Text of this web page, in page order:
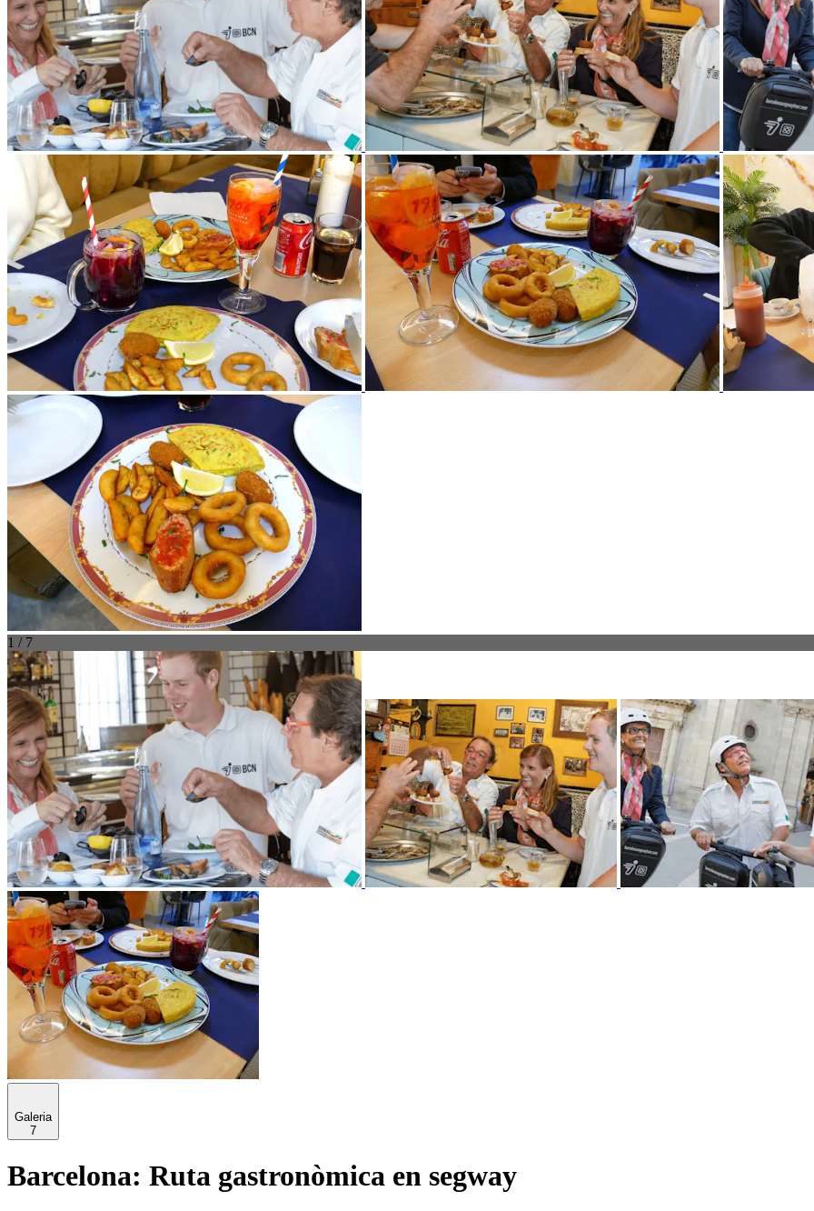
1 / 7
Galeria
7
Barcelona: Ruta gastronòmica en segway